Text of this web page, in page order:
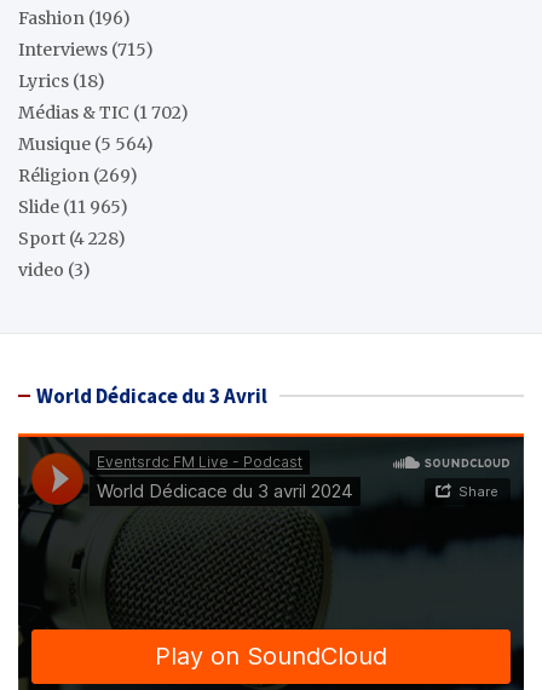
Fashion (196)
Interviews (715)
Lyrics (18)
Médias & TIC (1 702)
Musique (5 564)
Réligion (269)
Slide (11 965)
Sport (4 228)
video (3)
World Dédicace du 3 Avril